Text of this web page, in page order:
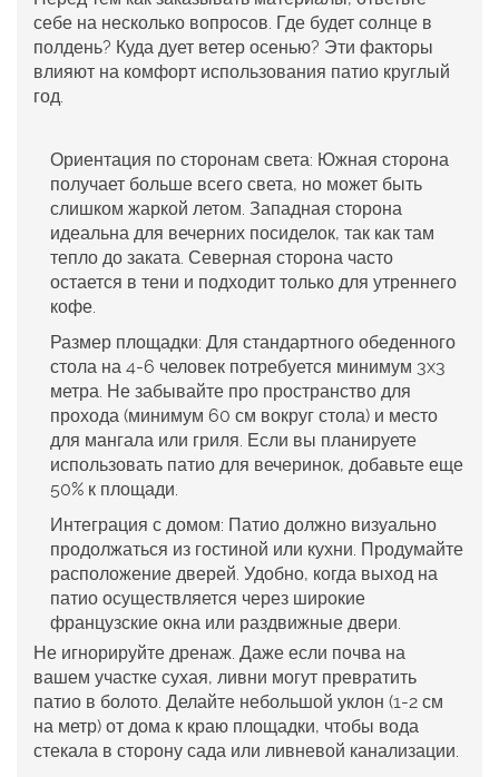
себе на несколько вопросов. Где будет солнце в
полдень? Куда дует ветер осенью? Эти факторы
влияют на комфорт использования патио круглый
год.
Ориентация по сторонам света: Южная сторона
получает больше всего света, но может быть
слишком жаркой летом. Западная сторона
идеальна для вечерних посиделок, так как там
тепло до заката. Северная сторона часто
остается в тени и подходит только для утреннего
кофе.
Размер площадки: Для стандартного обеденного
стола на 4-6 человек потребуется минимум 3x3
метра. Не забывайте про пространство для
прохода (минимум 60 см вокруг стола) и место
для мангала или гриля. Если вы планируете
использовать патио для вечеринок, добавьте еще
50% к площади.
Интеграция с домом: Патио должно визуально
продолжаться из гостиной или кухни. Продумайте
расположение дверей. Удобно, когда выход на
патио осуществляется через широкие
французские окна или раздвижные двери.
Не игнорируйте дренаж. Даже если почва на
вашем участке сухая, ливни могут превратить
патио в болото. Делайте небольшой уклон (1-2 см
на метр) от дома к краю площадки, чтобы вода
стекала в сторону сада или ливневой канализации.